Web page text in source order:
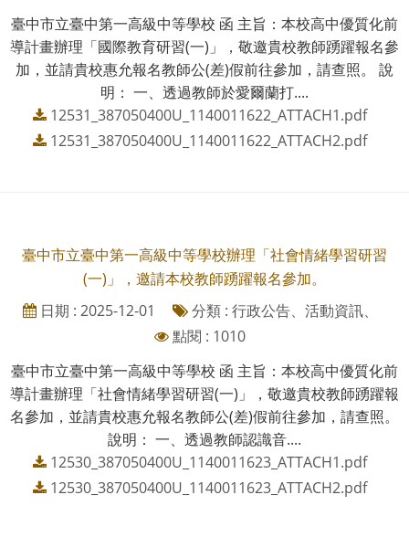
臺中市立臺中第一高級中等學校 函 主旨：本校高中優質化前
導計畫辦理「國際教育研習(一)」，敬邀貴校教師踴躍報名參
加，並請貴校惠允報名教師公(差)假前往參加，請查照。 說
明： 一、透過教師於愛爾蘭打....
12531_387050400U_1140011622_ATTACH1.pdf
12531_387050400U_1140011622_ATTACH2.pdf
臺中市立臺中第一高級中等學校辦理「社會情緒學習研習
(一)」，邀請本校教師踴躍報名參加。
日期 : 2025-12-01
分類 : 行政公告、活動資訊、
點閱 : 1010
臺中市立臺中第一高級中等學校 函 主旨：本校高中優質化前
導計畫辦理「社會情緒學習研習(一)」，敬邀貴校教師踴躍報
名參加，並請貴校惠允報名教師公(差)假前往參加，請查照。
說明： 一、透過教師認識音....
12530_387050400U_1140011623_ATTACH1.pdf
12530_387050400U_1140011623_ATTACH2.pdf